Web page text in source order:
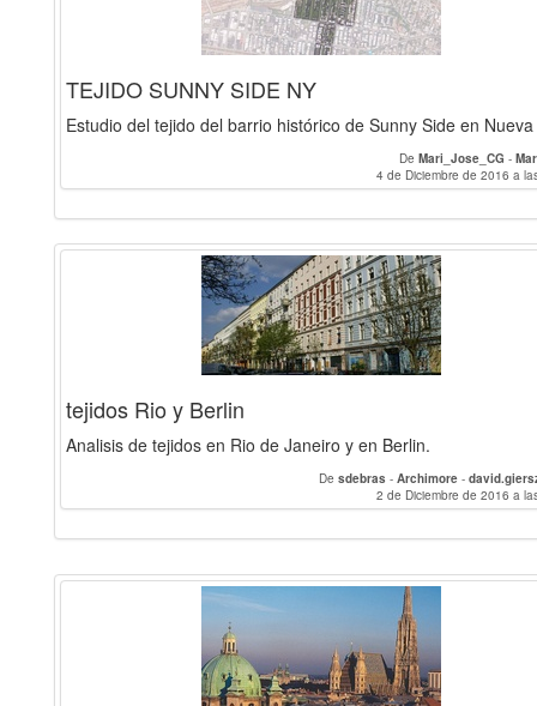
TEJIDO SUNNY SIDE NY
Estudio del tejido del barrio histórico de Sunny Side en Nueva
De Mari_Jose_CG -
4 de Diciembre de 2016 a
tejidos Rio y Berlin
Analisis de tejidos en Rio de Janeiro y en Berlin.
De sdebras - Archimore -
2 de Diciembre de 2016 a